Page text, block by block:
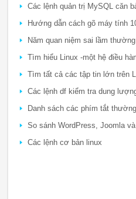
Các lệnh quản trị MySQL căn
Hướng dẫn cách gõ máy tính
Năm quan niệm sai lầm
Tìm hiểu Linux -một hệ điều
Tìm tất cả các tập tin lớn trên
Các lệnh df kiểm tra dung
Danh sách các phím tắt
So sánh WordPress, Joomla và
Các lệnh cơ bản linux